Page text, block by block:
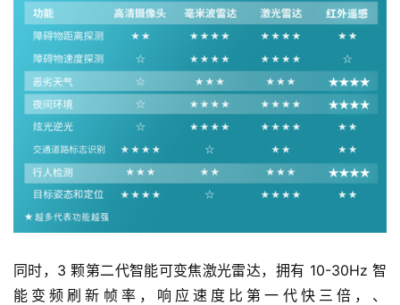
车
时
同时，3 颗第二代智能可变焦激光雷达，拥有 10-30Hz 智
能变频刷新帧率，响应速度比第一代快三倍，、